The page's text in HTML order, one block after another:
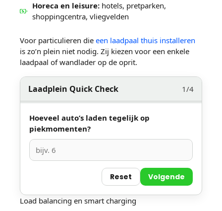
Horeca en leisure: hotels, pretparken,
shoppingcentra, vliegvelden
Voor particulieren die een laadpaal thuis installeren
is zo’n plein niet nodig. Zij kiezen voor een enkele
laadpaal of wandlader op de oprit.
Laadplein Quick Check 1/4
Hoeveel auto’s laden tegelijk op
piekmomenten?
Reset Volgende
Load balancing en smart charging